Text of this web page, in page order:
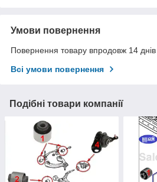
Умови повернення
Повернення товару впродовж 14
Всі умови повернення
Подібні товари компанії